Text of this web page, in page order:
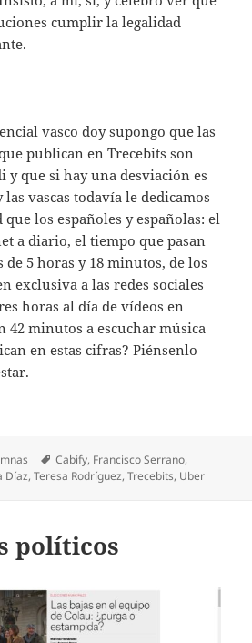
cumplir la legalidad
vasco doy supongo que las
publican en Trecebits son
y que si hay una desviación es
vascas todavía le dedicamos
los españoles y españolas: el
a diario, el tiempo que pasan
de 5 horas y 18 minutos, de los
exclusiva a las redes sociales
horas al día de vídeos en
42 minutos a escuchar música
en estas cifras? Piénsenlo
Etiquetas
Cabify, Francisco Serrano,
Díaz,Teresa Rodríguez,Trecebits, Uber
políticos